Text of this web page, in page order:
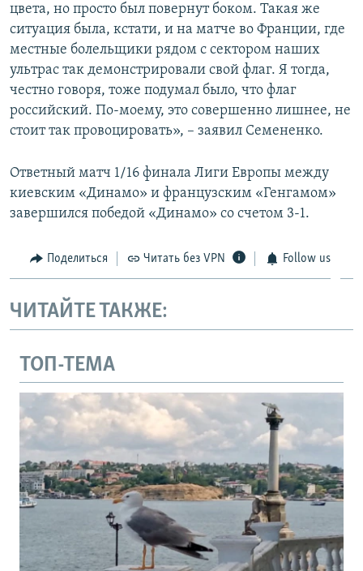
цвета, но просто был повернут боком. Такая же
ситуация была, кстати, и на матче во Франции, где
местные болельщики рядом с сектором наших
ультрас так демонстрировали свой флаг. Я тогда,
честно говоря, тоже подумал было, что флаг
российский. По-моему, это совершенно лишнее, не
стоит так провоцировать», – заявил Семененко.
Ответный матч 1/16 финала Лиги Европы между
киевским «Динамо» и французским «Генгамом»
завершился победой «Динамо» со счетом 3-1.
Поделиться Читать без VPN Follow us
ЧИТАЙТЕ ТАКЖЕ:
ТОП-ТЕМА